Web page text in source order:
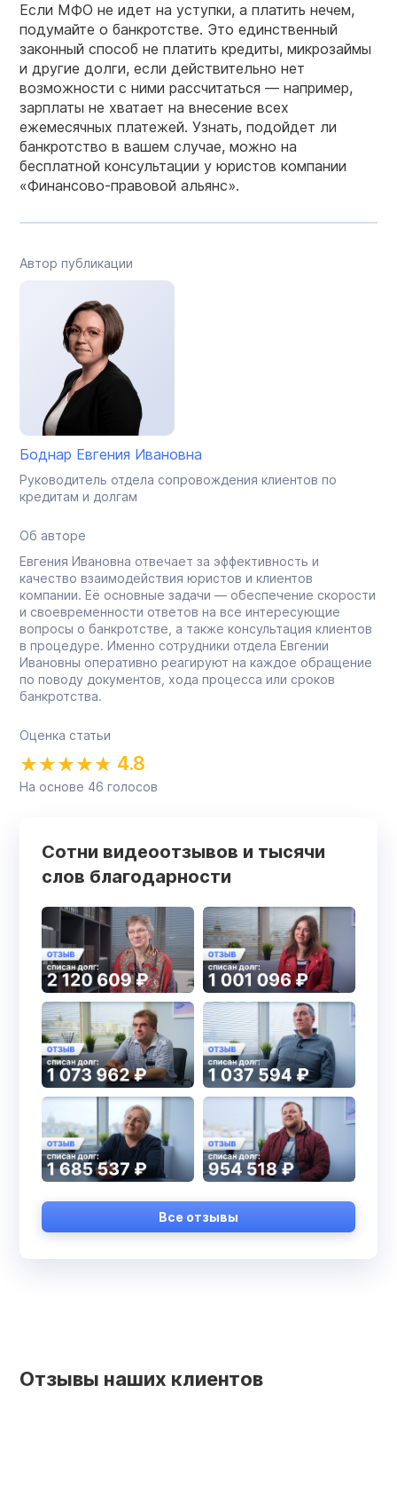
Если МФО не идет на уступки, а платить нечем,
подумайте о банкротстве. Это единственный
законный способ не платить кредиты, микрозаймы
и другие долги, если действительно нет
возможности с ними рассчитаться — например,
зарплаты не хватает на внесение всех
ежемесячных платежей. Узнать, подойдет ли
банкротство в вашем случае, можно на
бесплатной консультации у юристов компании
«Финансово-правовой альянс».
Автор публикации
Боднар Евгения Ивановна
Руководитель отдела сопровождения клиентов по
кредитам и долгам
Об авторе
Евгения Ивановна отвечает за эффективность и
качество взаимодействия юристов и клиентов
компании. Её основные задачи — обеспечение скорости
и своевременности ответов на все интересующие
вопросы о банкротстве, а также консультация клиентов
в процедуре. Именно сотрудники отдела Евгении
Ивановны оперативно реагируют на каждое обращение
по поводу документов, хода процесса или сроков
банкротства.
Оценка статьи
4.8
На основе 46 голосов
Сотни видеоотзывов и тысячи
слов благодарности
Все отзывы
Отзывы наших клиентов